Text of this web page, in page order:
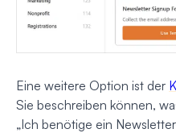
Eine weitere Option ist der
Sie beschreiben können,
„Ich benötige ein